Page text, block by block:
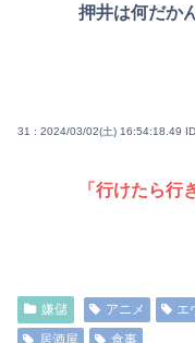
押井は何だか
31 : 2024/03/02(土) 16:54:18.49
「行けたら行
嫌儲 アニメ エ